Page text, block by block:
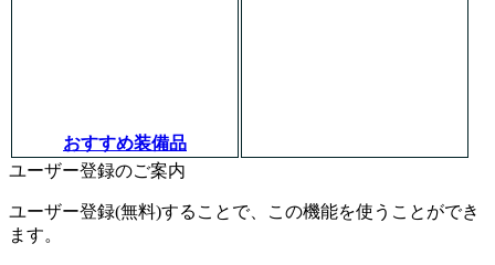
おすすめ装備品
ユーザー登録のご案内
ユーザー登録(無料)することで、この機能を使うことができ
ます。